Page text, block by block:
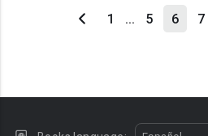
1 ... 5 6 7